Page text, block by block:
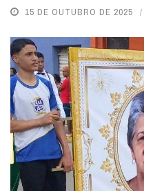
15 DE OUTUBRO DE 2025